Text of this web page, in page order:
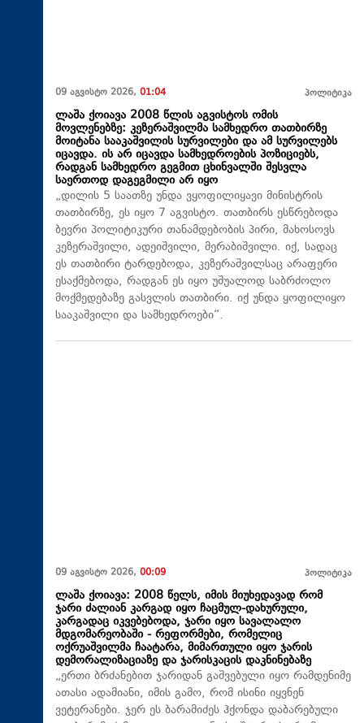
09 აგვისტო 2026, 01:04 პოლიტიკა
ლაშა ქოიავა 2008 წლის აგვისტოს ომის
მოვლენებზე: კეზერაშვილმა სამხედრო თათბირზე
მოიტანა სააკაშვილის სურვილები და ამ სურვილებს
იცავდა. ის არ იცავდა სამხედროების პოზიციებს,
რადგან სამხედრო გეგმით ცხინვალში შესვლა
საერთოდ დაგეგმილი არ იყო
„დილის 5 საათზე უნდა ვყოფილიყავი მინისტრის
თათბირზე, ეს იყო 7 აგვისტო. თათბირს ესწრებოდა
ბევრი პოლიტიკური თანამდებობის პირი, მახოსოვს
კეზერაშვილი, ადეიშვილი, მერაბიშვილი. იქ, სადაც
ეს თათბირი ტარდებოდა, კეზერაშვილსაც არაფერი
ესაქმებოდა, რადგან ეს იყო უშუალოდ საბრძოლო
მოქმედებაზე გასვლის თათბირი. იქ უნდა ყოფილიყო
სააკაშვილი და სამხედროები“.
09 აგვისტო 2026, 00:09 პოლიტიკა
ლაშა ქოიავა: 2008 წელს, იმის მიუხედავად რომ
ჯარი ძალიან კარგად იყო ჩაცმულ-დახურული,
კარგადაც იკვებებოდა, ჯარი იყო სავალალო
მდგომარეობაში - რეფორმები, რომელიც
ოქრუაშვილმა ჩაატარა, მიმართული იყო ჯარის
დემორალიზაციაზე და ჯარისკაცის დაკნინებაზე
„ერთი ბრძანებით ჯარიდან გაშვებული იყო რამდენიმე
ათასი ადამიანი, იმის გამო, რომ ისინი იყვნენ
ვეტერანები. ჯერ ეს ბარამიძეს ჰქონდა დაბარებული